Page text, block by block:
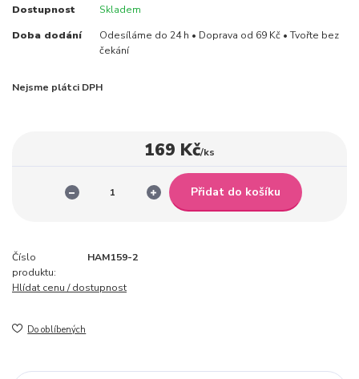
Dostupnost Skladem
Doba dodání
Odesíláme do 24 h • Doprava od 69 Kč • Tvořte bez
čekání
Nejsme plátci DPH
169 Kč/ks
Přidat do košíku
Číslo
produktu:
HAM159-2
Hlídat cenu / dostupnost
Do oblíbených